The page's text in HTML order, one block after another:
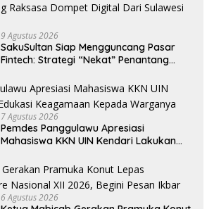
9 Agustus 2026
SakuSultan Siap Mengguncang Pasar
Fintech: Strategi “Nekat” Penantang
Tenggara
7 Agustus 2026
Pemdes Panggulawu Apresiasi
Mahasiswa KKN UIN Kendari Lakukan
6 Agustus 2026